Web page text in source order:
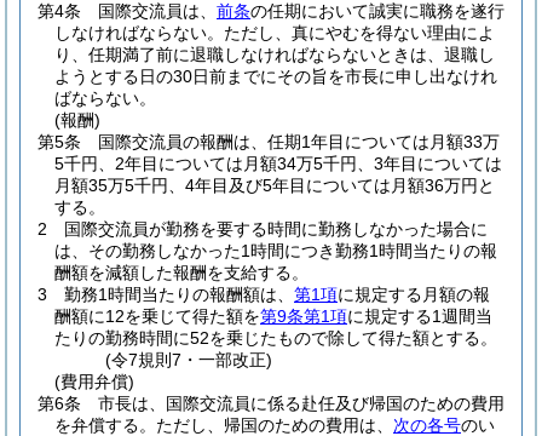
第4条
国際交流員は、 前条の任期において誠実に職務を遂行
しなければならない。 ただし、真にやむを得ない理由によ
り、任期満了前に退職しなければならないときは、退職し
ようとする日の30日前までにその旨を市長に申し出なけれ
ばならない。
(報酬)
第5条
国際交流員の報酬は、任期1年目については月額33万
5千円、2年目については月額34万5千円、3年目については
月額35万5千円、4年目及び5年目については月額36万円と
する。
2
国際交流員が勤務を要する時間に勤務しなかった場合に
は、その勤務しなかった1時間につき勤務1時間当たりの報
酬額を減額した報酬を支給する。
3
勤務1時間当たりの報酬額は、 第1項に規定する月額の報
酬額に12を乗じて得た額を第9条第1項に規定する1週間当
たりの勤務時間に52を乗じたもので除して得た額とする。
(令7規則7・一部改正)
(費用弁償)
第6条
市長は、国際交流員に係る赴任及び帰国のための費用
を弁償する。 ただし、帰国のための費用は、 次の各号のい